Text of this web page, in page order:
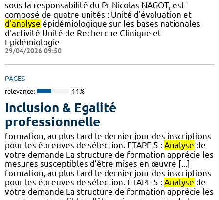
sous la responsabilité du Pr Nicolas NAGOT, est
composé de quatre unités : Unité d'évaluation et
d'analyse épidémiologique sur les bases nationales
d'activité Unité de Recherche Clinique et
Epidémiologie
29/04/2026 09:50
PAGES
relevance: 44%
Inclusion & Egalité
professionnelle
formation, au plus tard le dernier jour des inscriptions
pour les épreuves de sélection. ETAPE 5 : Analyse de
votre demande La structure de formation apprécie les
mesures susceptibles d’être mises en œuvre [...]
formation, au plus tard le dernier jour des inscriptions
pour les épreuves de sélection. ETAPE 5 : Analyse de
votre demande La structure de formation apprécie les